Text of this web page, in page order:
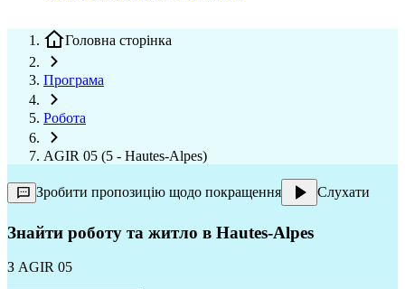
Головна сторінка
Програма
Робота
AGIR 05 (5 - Hautes-Alpes)
Зробити пропозицію щодо покращення Слухати
Знайти роботу та житло в Hautes-Alpes
З AGIR 05